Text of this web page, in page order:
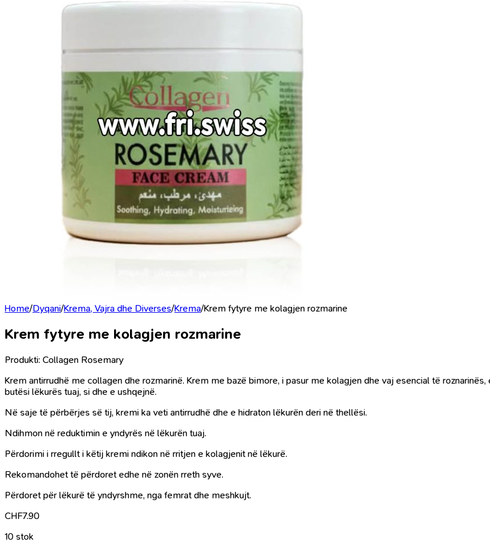
Home/Dyqani/Krema, Vajra dhe Diverses/Krema/Krem fytyre me kolagjen rozmarine
Krem fytyre me kolagjen rozmarine
Produkti: Collagen Rosemary
Krem antirrudhë me collagen dhe rozmarinë. Krem me bazë bimore, i pasur me kolagjen dhe vaj esencial të
butësi lëkurës tuaj, si dhe e ushqejnë.
Në saje të përbërjes së tij, kremi ka veti antirrudhë dhe e hidraton lëkurën deri në thellësi.
Ndihmon në reduktimin e yndyrës në lëkurën tuaj.
Përdorimi i rregullt i këtij kremi ndikon në rritjen e kolagjenit në lëkurë.
Rekomandohet të përdoret edhe në zonën rreth syve.
Përdoret për lëkurë të yndyrshme, nga femrat dhe meshkujt.
CHF7.90
10 stok